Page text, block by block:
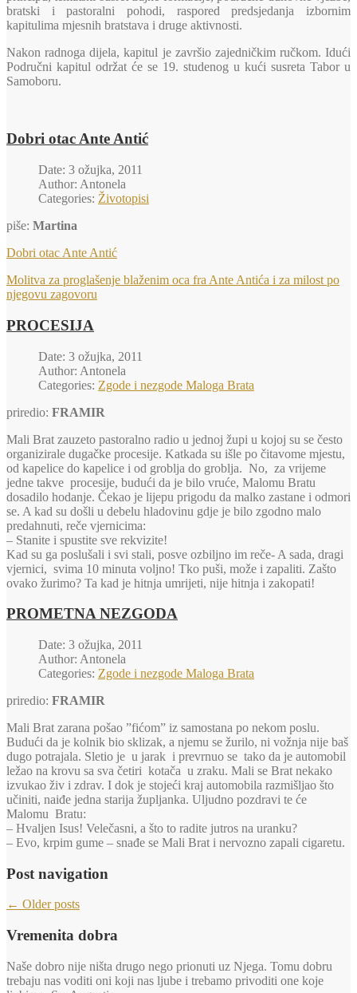
bratski i pastoralni pohodi, raspored predsjedanja izbornim
kapitulima mjesnih bratstava i druge aktivnosti.
Nakon radnoga dijela, kapitul je završio zajedničkim ručkom. Idući
Područni kapitul održat će se 19. studenog u kući susreta Tabor u
Samoboru.
Dobri otac Ante Antić
Date: 3 ožujka, 2011
Author: Antonela
Categories: Životopisi
piše: Martina
Dobri otac Ante Antić
Molitva za proglašenje blaženim oca fra Ante Antića i za milost po
njegovu zagovoru
PROCESIJA
Date: 3 ožujka, 2011
Author: Antonela
Categories: Zgode i nezgode Maloga Brata
priredio: FRAMIR
Mali Brat zauzeto pastoralno radio u jednoj župi u kojoj su se često
organizirale dugačke procesije. Katkada su išle po čitavome mjestu,
od kapelice do kapelice i od groblja do groblja. No, za vrijeme
jedne takve procesije, budući da je bilo vruće, Malomu Bratu
dosadilo hodanje. Čekao je lijepu prigodu da malko zastane i odmori
se. A kad su došli u debelu hladovinu gdje je bilo zgodno malo
predahnuti, reče vjernicima:
– Stanite i spustite sve rekvizite!
Kad su ga poslušali i svi stali, posve ozbiljno im reče- A sada, dragi
vjernici, svima 10 minuta voljno! Tko puši, može i zapaliti. Zašto
ovako žurimo? Ta kad je hitnja umrijeti, nije hitnja i zakopati!
PROMETNA NEZGODA
Date: 3 ožujka, 2011
Author: Antonela
Categories: Zgode i nezgode Maloga Brata
priredio: FRAMIR
Mali Brat zarana pošao ”fićom” iz samostana po nekom poslu.
Budući da je kolnik bio sklizak, a njemu se žurilo, ni vožnja nije baš
dugo potrajala. Sletio je u jarak i prevrnuo se tako da je automobil
ležao na krovu sa sva četiri kotača u zraku. Mali se Brat nekako
izvukao živ i zdrav. I dok je stojeći kraj automobila razmišljao što
učiniti, naiđe jedna starija župljanka. Uljudno pozdravi te će
Malomu Bratu:
– Hvaljen Isus! Velečasni, a što to radite jutros na uranku?
– Evo, krpim gume – snađe se Mali Brat i nervozno zapali cigaretu.
Post navigation
← Older posts
Vremenita dobra
Naše dobro nije ništa drugo nego prionuti uz Njega. Tomu dobru
trebaju nas voditi oni koji nas ljube i trebamo privoditi one koje